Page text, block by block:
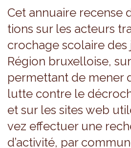
Cet annuaire recense
tions sur les acteurs
cro­chage sco­laire des
Région bruxel­loise,
per­met­tant de mener
lutte contre le
et sur les sites web
vez effec­tuer une
d’ac­ti­vité, par